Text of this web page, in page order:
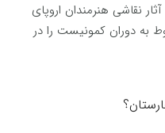
نقاشی هنرمندان اروپای
به دوران کمونیست را در